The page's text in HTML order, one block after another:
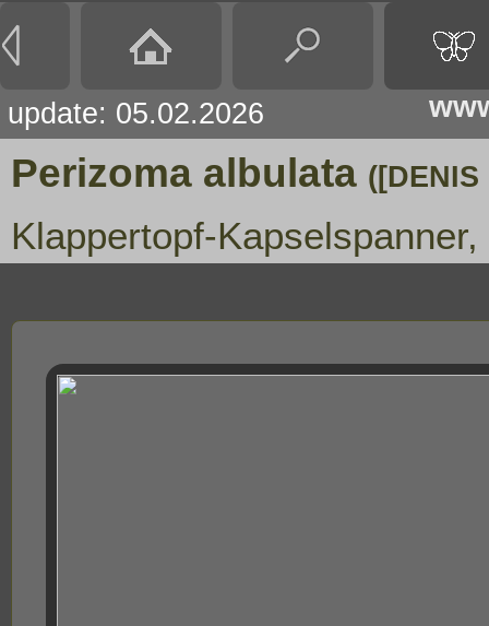
update: 05.02.2026
Perizoma albulata ([DENIS
Klappertopf-